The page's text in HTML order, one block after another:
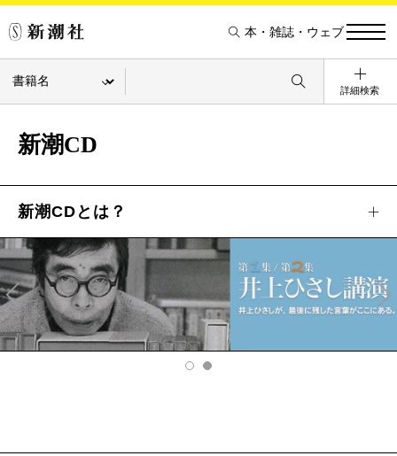
本・雑誌・ウェブ
詳細検索
新潮CD
新潮CDとは？
Pre
v
xt